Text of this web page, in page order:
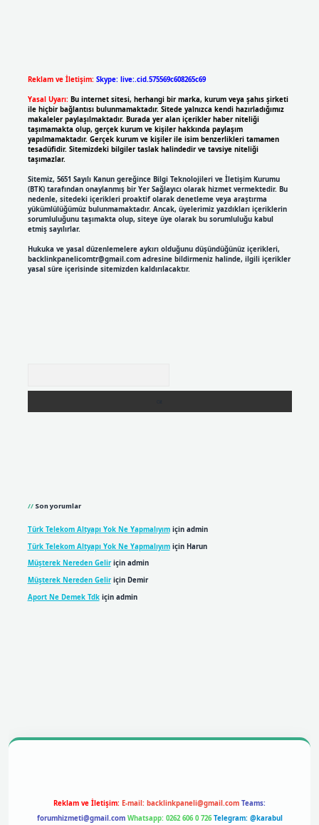
Reklam ve İletişim: Skype: live:.cid.575569c608265c69
Yasal Uyarı: Bu internet sitesi, herhangi bir marka, kurum veya şahıs şirketi
ile hiçbir bağlantısı bulunmamaktadır. Sitede yalnızca kendi hazırladığımız
makaleler paylaşılmaktadır. Burada yer alan içerikler haber niteliği
taşımamakta olup, gerçek kurum ve kişiler hakkında paylaşım
yapılmamaktadır. Gerçek kurum ve kişiler ile isim benzerlikleri tamamen
tesadüfidir. Sitemizdeki bilgiler taslak halindedir ve tavsiye niteliği
taşımazlar.
Sitemiz, 5651 Sayılı Kanun gereğince Bilgi Teknolojileri ve İletişim Kurumu
(BTK) tarafından onaylanmış bir Yer Sağlayıcı olarak hizmet vermektedir. Bu
nedenle, sitedeki içerikleri proaktif olarak denetleme veya araştırma
yükümlülüğümüz bulunmamaktadır. Ancak, üyelerimiz yazdıkları içeriklerin
sorumluluğunu taşımakta olup, siteye üye olarak bu sorumluluğu kabul
etmiş sayılırlar.
Hukuka ve yasal düzenlemelere aykırı olduğunu düşündüğünüz içerikleri,
backlinkpanelicomtr@gmail.comadresine bildirmeniz halinde, ilgili içerikler
yasal süre içerisinde sitemizden kaldırılacaktır.
Son yorumlar
Türk Telekom Altyapı Yok Ne Yapmalıyımiçin admin
Türk Telekom Altyapı Yok Ne Yapmalıyımiçin Harun
Müşterek Nereden Geliriçin admin
Müşterek Nereden Geliriçin Demir
Aport Ne Demek Tdkiçin admin
Reklam ve İletişim: E-mail: backlinkpaneli@gmail.com Teams:
forumhizmeti@gmail.com Whatsapp: 0262 606 0 726 Telegram: @karabul